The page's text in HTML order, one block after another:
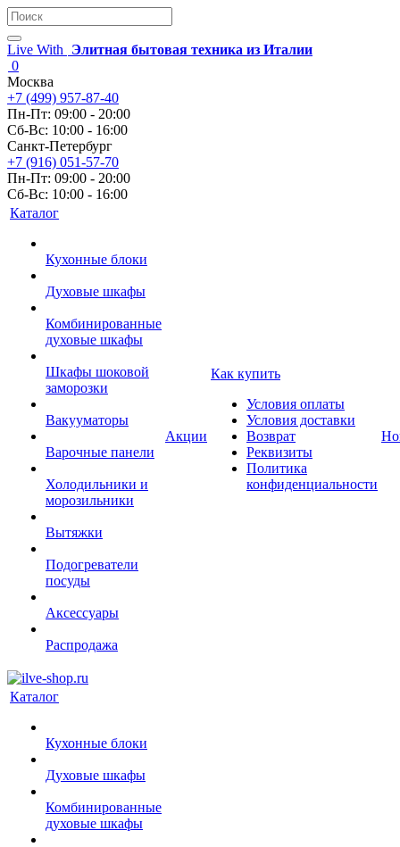
Live With
Элитная бытовая техника из Италии
0
Москва
+7 (499) 957-87-40
Пн-Пт: 09:00 - 20:00
Сб-Вс: 10:00 - 16:00
Санкт-Петербург
+7 (916) 051-57-70
Пн-Пт: 09:00 - 20:00
Сб-Вс: 10:00 - 16:00
Каталог
Кухонные блоки
Духовые шкафы
Комбинированные
духовые шкафы
Шкафы шоковой
заморозки
Вакууматоры
Варочные панели
Холодильники и
морозильники
Вытяжки
Подогреватели
посуды
Аксессуары
Распродажа
Акции
Как купить
Условия оплаты
Условия доставки
Возврат
Реквизиты
Политика
конфиденциальности
Каталог
Кухонные блоки
Духовые шкафы
Комбинированные
духовые шкафы